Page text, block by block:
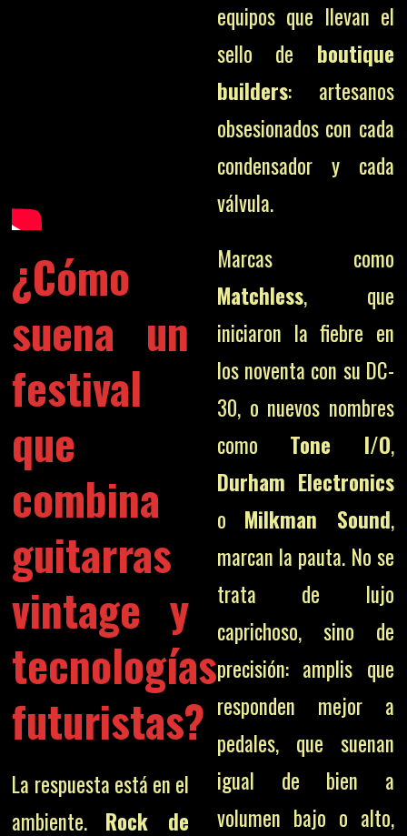
¿Cómo
suena un
festival
que
combina
guitarras
vintage y
tecnologías
futuristas?
La respuesta está en el
ambiente. Rock de
equipos que llevan el
sello de boutique
builders: artesanos
obsesionados con cada
condensador y cada
válvula.
Marcas como
Matchless, que
iniciaron la fiebre en
los noventa con su DC-
30, o nuevos nombres
como Tone I/O,
Durham Electronics
o Milkman Sound,
marcan la pauta. No se
trata de lujo
caprichoso, sino de
precisión: amplis que
responden mejor a
pedales, que suenan
igual de bien a
volumen bajo o alto,